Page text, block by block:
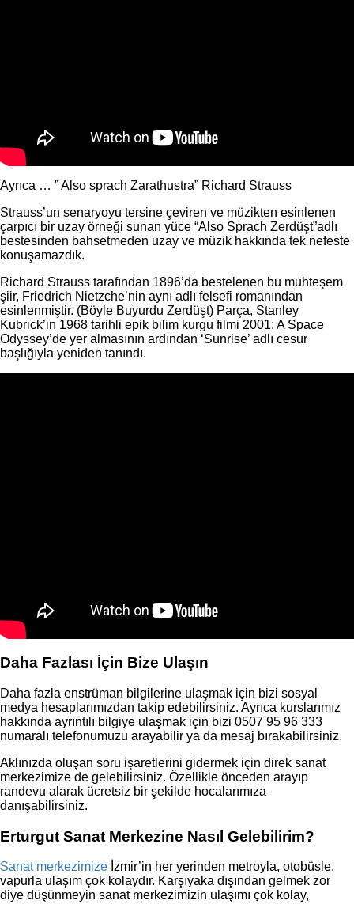
Ayrıca … ” Also sprach Zarathustra” Richard Strauss
Strauss’un senaryoyu tersine çeviren ve müzikten esinlenen
çarpıcı bir uzay örneği sunan yüce “Also Sprach Zerdüşt”adlı
bestesinden bahsetmeden uzay ve müzik hakkında tek nefeste
konuşamazdık.
Richard Strauss tarafından 1896’da bestelenen bu muhteşem
şiir, Friedrich Nietzche’nin aynı adlı felsefi romanından
esinlenmiştir. (Böyle Buyurdu Zerdüşt) Parça, Stanley
Kubrick’in 1968 tarihli epik bilim kurgu filmi 2001: A Space
Odyssey’de yer almasının ardından ‘Sunrise’ adlı cesur
başlığıyla yeniden tanındı.
Daha Fazlası İçin Bize Ulaşın
Daha fazla enstrüman bilgilerine ulaşmak için bizi sosyal
medya hesaplarımızdan takip edebilirsiniz. Ayrıca kurslarımız
hakkında ayrıntılı bilgiye ulaşmak için bizi 0507 95 96 333
numaralı telefonumuzu arayabilir ya da mesaj bırakabilirsiniz.
Aklınızda oluşan soru işaretlerini gidermek için direk sanat
merkezimize de gelebilirsiniz. Özellikle önceden arayıp
randevu alarak ücretsiz bir şekilde hocalarımıza
danışabilirsiniz.
Erturgut Sanat Merkezine Nasıl Gelebilirim?
Sanat merkezimize İzmir’in her yerinden metroyla, otobüsle,
vapurla ulaşım çok kolaydır. Karşıyaka dışından gelmek zor
diye düşünmeyin sanat merkezimizin ulaşımı çok kolay,